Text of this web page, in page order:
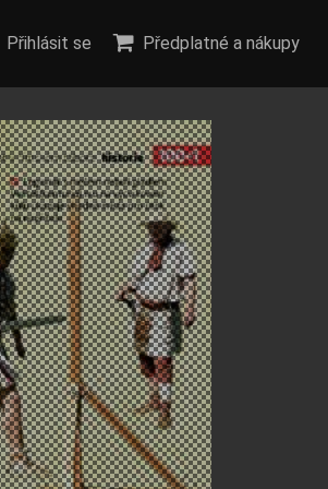
Přihlásit se Předplatné a nákupy